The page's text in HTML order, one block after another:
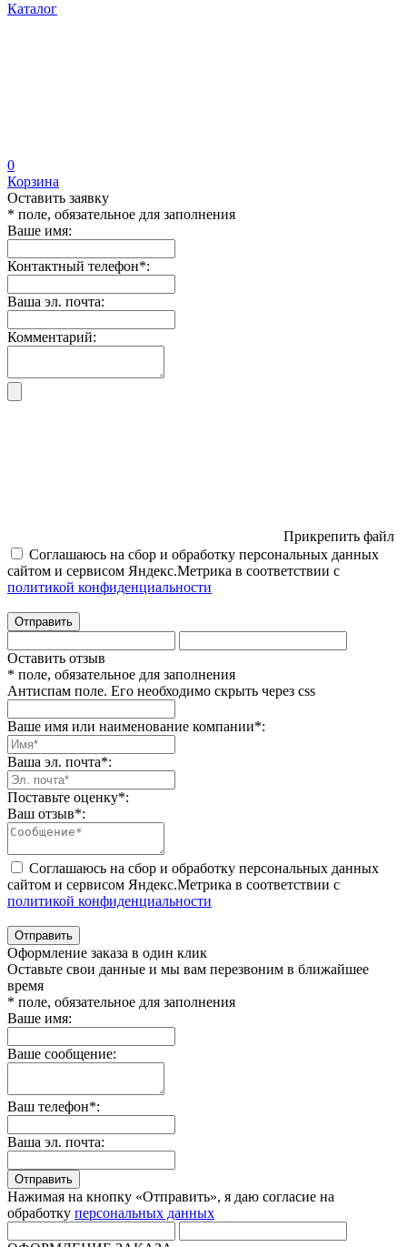
Каталог
0
Корзина
Оставить заявку
* поле, обязательное для заполнения
Ваше имя:
Контактный телефон*:
Ваша эл. почта:
Комментарий:
Прикрепить файл
Соглашаюсь на сбор и обработку персональных данных
сайтом и сервисом Яндекс.Метрика в соответствии с
политикой конфиденциальности
Отправить
Оставить отзыв
* поле, обязательное для заполнения
Антиспам поле. Его необходимо скрыть через css
Ваше имя или наименование компании*:
Ваша эл. почта*:
Поставьте оценку*:
Ваш отзыв*:
Соглашаюсь на сбор и обработку персональных данных
сайтом и сервисом Яндекс.Метрика в соответствии с
политикой конфиденциальности
Отправить
Оформление заказа в один клик
Оставьте свои данные и мы вам перезвоним в ближайшее
время
* поле, обязательное для заполнения
Ваше имя:
Ваше сообщение:
Ваш телефон*:
Ваша эл. почта:
Отправить
Нажимая на кнопку «Отправить», я даю согласие на
обработку персональных данных